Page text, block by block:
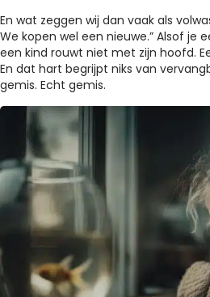
En wat zeggen wij dan vaak als
We kopen wel een nieuwe.” Alsof je
een kind rouwt niet met zijn hoofd.
En dat hart begrijpt niks van
gemis. Echt gemis.